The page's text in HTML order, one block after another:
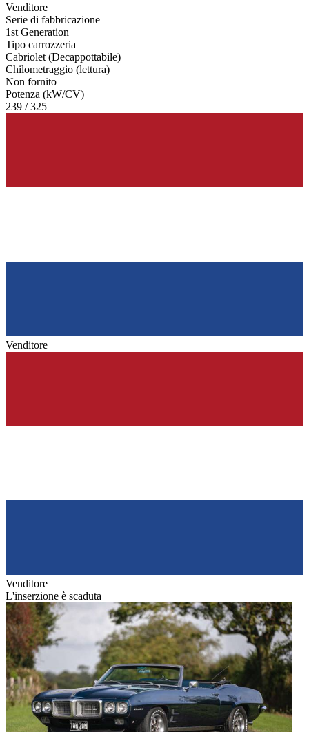
Venditore
Serie di fabbricazione
1st Generation
Tipo carrozzeria
Cabriolet (Decappottabile)
Chilometraggio (lettura)
Non fornito
Potenza (kW/CV)
239 / 325
Venditore
Venditore
L'inserzione è scaduta